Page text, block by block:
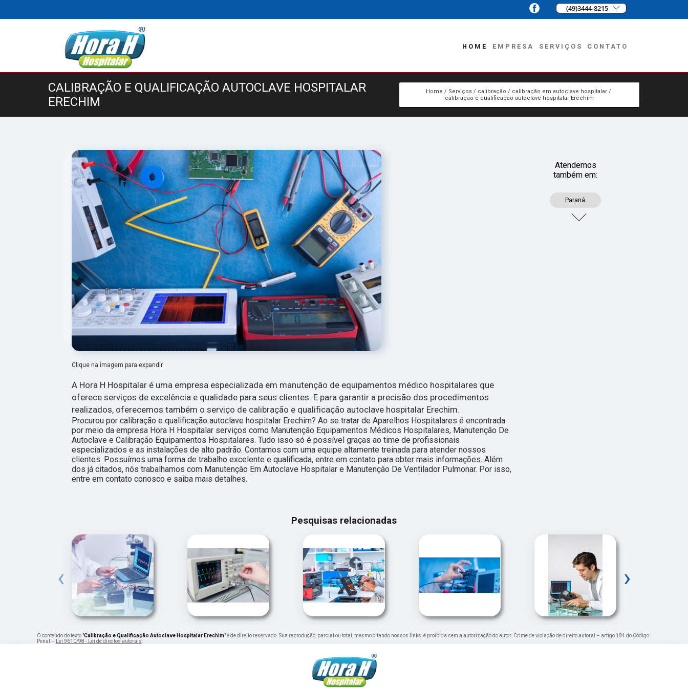
(49)3444-8215
HOME EMPRESA SERVIÇOS CONTATO
CALIBRAÇÃO E QUALIFICAÇÃO AUTOCLAVE HOSPITALAR
ERECHIM
Home Serviços calibração
calibração em autoclave hospitalar
calibração e qualificação autoclave hospitalar Erechim
Clique na imagem para expandir
A Hora H Hospitalar é uma empresa especializada em manutenção de equipamentos médico hospitalares que
oferece serviços de excelência e qualidade para seus clientes. E para garantir a precisão dos procedimentos
realizados, oferecemos também o serviço de calibração e qualificação autoclave hospitalar Erechim.
Procurou por calibração e qualificação autoclave hospitalar Erechim? Ao se tratar de Aparelhos Hospitalares é encontrada
por meio da empresa Hora H Hospitalar serviços como Manutenção Equipamentos Médicos Hospitalares, Manutenção De
Autoclave e Calibração Equipamentos Hospitalares. Tudo isso só é possível graças ao time de profissionais
especializados e as instalações de alto padrão. Contamos com uma equipe altamente treinada para atender nossos
clientes. Possuímos uma forma de trabalho excelente e qualificada, entre em contato para obter mais informações. Além
dos já citados, nós trabalhamos com Manutenção Em Autoclave Hospitalar e Manutenção De Ventilador Pulmonar. Por isso,
entre em contato conosco e saiba mais detalhes.
Atendemos
também em:
Paraná
Pesquisas relacionadas
‹ ›
O conteúdo do texto "Calibração e Qualificação Autoclave Hospitalar Erechim" é de direito reservado. Sua reprodução, parcial ou total, mesmo citando nossos links, é proibida sem a autorização do autor. Crime de violação de direito autoral – artigo 184 do Código
Penal –
Lei 9610/98 - Lei de direitos autorais